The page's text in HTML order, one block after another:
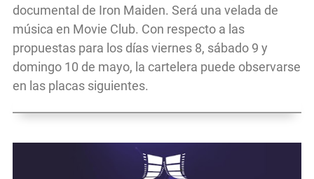
documental de Iron Maiden. Será una velada de
música en Movie Club. Con respecto a las
propuestas para los días viernes 8, sábado 9 y
domingo 10 de mayo, la cartelera puede observarse
en las placas siguientes.